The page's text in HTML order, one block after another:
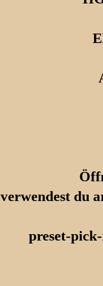
verwendest du
preset-